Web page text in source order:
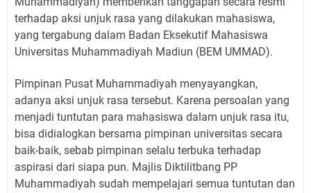
terhadap aksi unjuk rasa yang dilakukan mahasiswa,
yang tergabung dalam Badan Eksekutif Mahasiswa
Universitas Muhammadiyah Madiun (BEM UMMAD).
Pimpinan Pusat Muhammadiyah menyayangkan,
adanya aksi unjuk rasa tersebut. Karena persoalan yang
menjadi tuntutan para mahasiswa dalam unjuk rasa itu,
bisa didialogkan bersama pimpinan universitas secara
baik-baik, sebab pimpinan selalu terbuka terhadap
aspirasi dari siapa pun. Majlis Diktilitbang PP
Muhammadiyah sudah mempelajari semua tuntutan dan